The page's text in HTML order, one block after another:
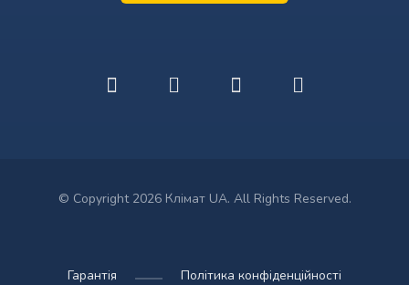
© Copyright 2026 Клімат UA. All Rights Reserved.
Політика конфіденційності
Гарантія